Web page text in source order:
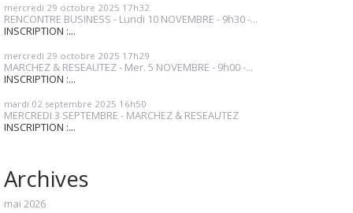
mercredi 29 octobre 2025 17h32
RENCONTRE BUSINESS - Lundi 10 NOVEMBRE - 9h30 -...
INSCRIPTION :...
mercredi 29 octobre 2025 17h29
MARCHEZ & RESEAUTEZ - Mer. 5 NOVEMBRE - 9h00 -...
INSCRIPTION :...
mardi 02 septembre 2025 16h50
MERCREDI 3 SEPTEMBRE - MARCHEZ & RESEAUTEZ
INSCRIPTION :...
Archives
mai 2026